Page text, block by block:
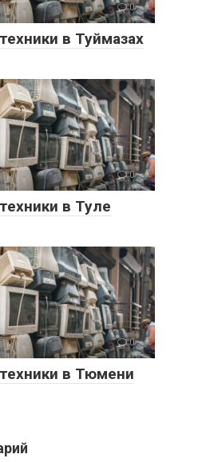
0
в Туймазах
0
в Туле
0
в Тюмени